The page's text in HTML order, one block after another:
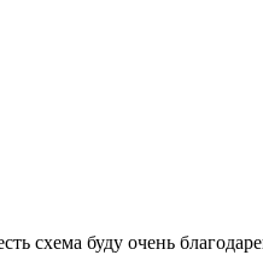
схема буду очень